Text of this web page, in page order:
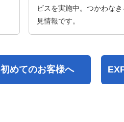
ビスを実施中。つかわな
見情報です。
初めてのお客様へ